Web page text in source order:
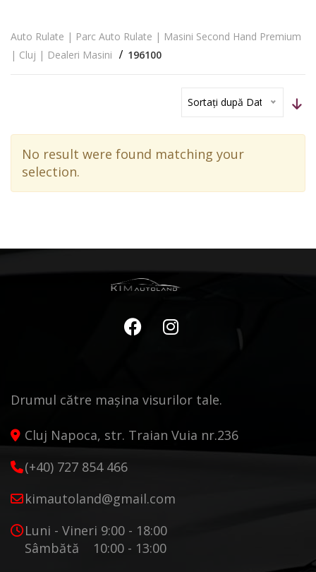
Auto Rulate | Parc Auto Rulate | Masini Second Hand Premium
| Cluj | Dealeri Masini
196100
Sortați după Dată
No result were found matching your
selection.
Drumul către mașina visurilor tale.
Cluj Napoca, str. Traian Vuia nr.236
(+40) 727 854 466
kimautoland@gmail.com
Luni - Vineri 9:00 - 18:00
Sâmbătă 10:00 - 13:00